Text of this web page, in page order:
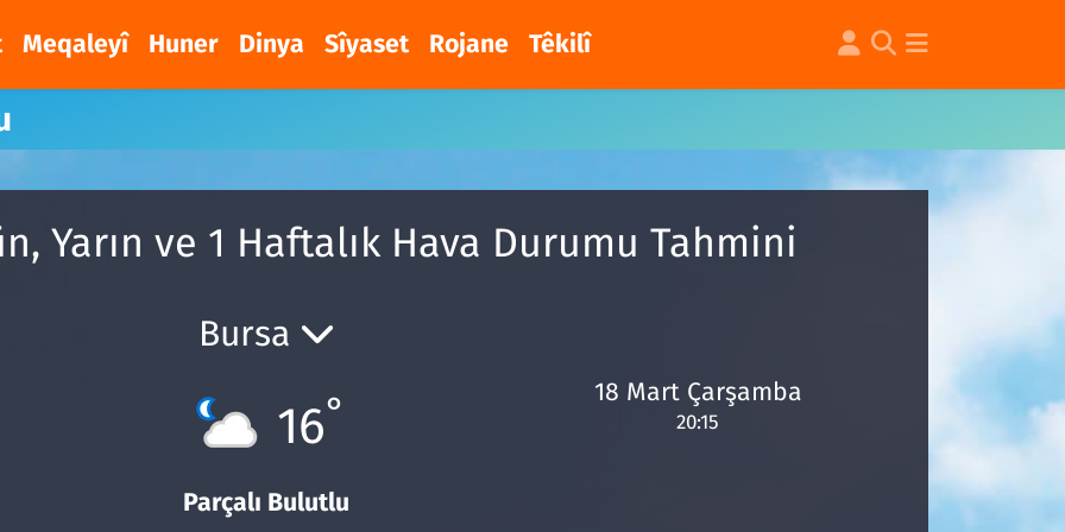
Meqaleyî Huner Dinya Sîyaset Rojane Têkilî
Yarın ve 1 Haftalık Hava Durumu Tahmini
Bursa
16°
Parçalı Bulutlu
18 Mart Çarşamba
20:15